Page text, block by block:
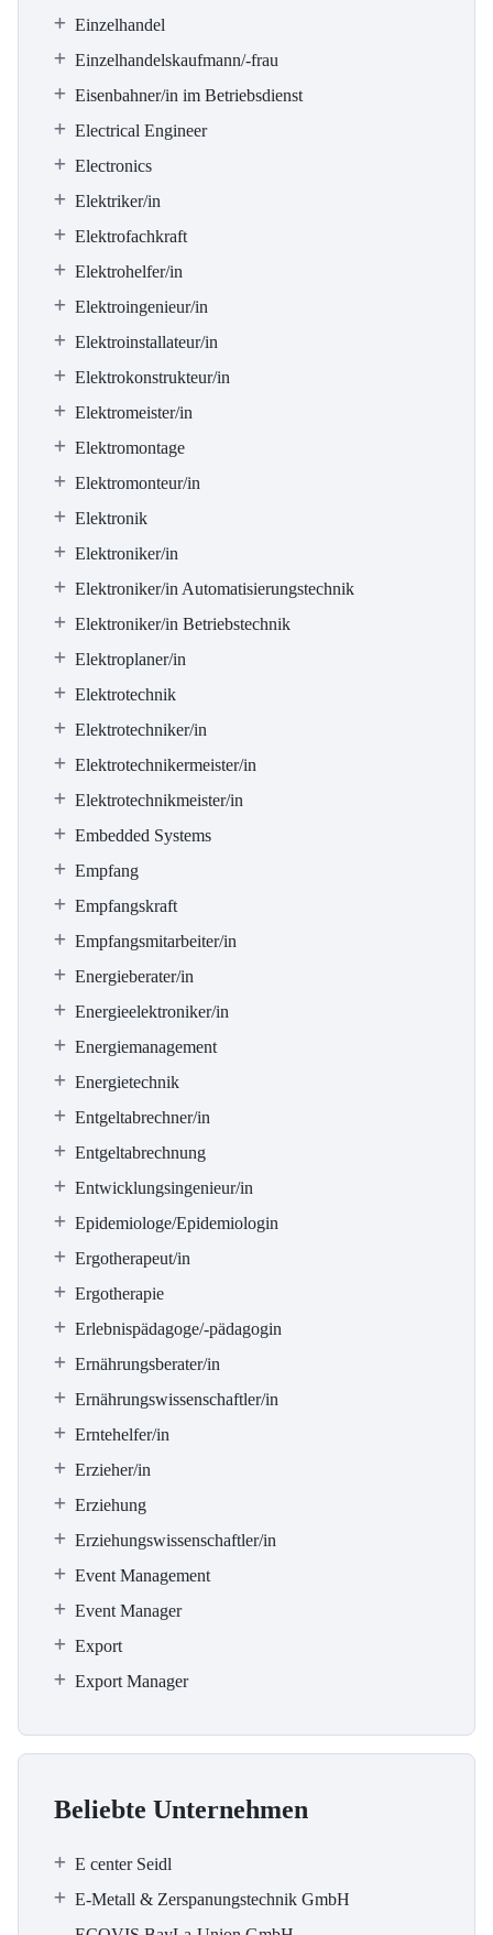
Einzelhandel
Einzelhandelskaufmann/-frau
Eisenbahner/in im Betriebsdienst
Electrical Engineer
Electronics
Elektriker/in
Elektrofachkraft
Elektrohelfer/in
Elektroingenieur/in
Elektroinstallateur/in
Elektrokonstrukteur/in
Elektromeister/in
Elektromontage
Elektromonteur/in
Elektronik
Elektroniker/in
Elektroniker/in Automatisierungstechnik
Elektroniker/in Betriebstechnik
Elektroplaner/in
Elektrotechnik
Elektrotechniker/in
Elektrotechnikermeister/in
Elektrotechnikmeister/in
Embedded Systems
Empfang
Empfangskraft
Empfangsmitarbeiter/in
Energieberater/in
Energieelektroniker/in
Energiemanagement
Energietechnik
Entgeltabrechner/in
Entgeltabrechnung
Entwicklungsingenieur/in
Epidemiologe/Epidemiologin
Ergotherapeut/in
Ergotherapie
Erlebnispädagoge/-pädagogin
Ernährungsberater/in
Ernährungswissenschaftler/in
Erntehelfer/in
Erzieher/in
Erziehung
Erziehungswissenschaftler/in
Event Management
Event Manager
Export
Export Manager
Beliebte Unternehmen
E center Seidl
E-Metall & Zerspanungstechnik GmbH